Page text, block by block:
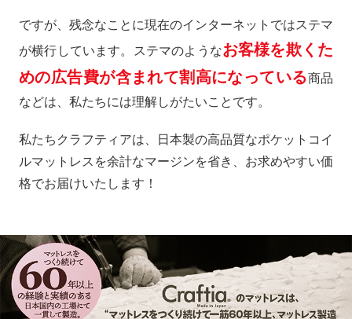
ですが、残念なことに現在のインターネットではステマ
が横行しています。ステマのようなお客様を欺くた
めの広告費が含まれて割高になっている商品
などは、私たちには理解しがたいことです。
私たちクラフティアは、日本製の高品質なポケットコイ
ルマットレスを余計なマージンを省き、お求めやすい価
格でお届けいたします！